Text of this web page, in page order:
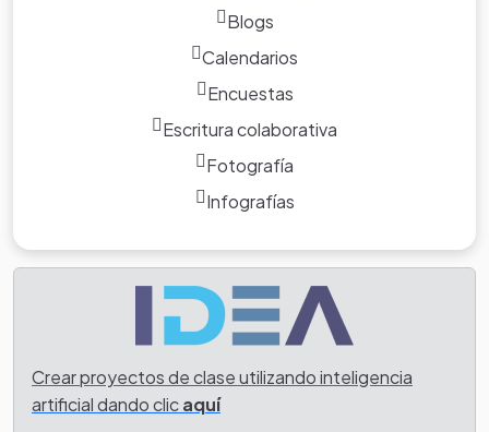
Blogs
Calendarios
Encuestas
Escritura colaborativa
Fotografía
Infografías
Crear proyectos de clase utilizando inteligencia
artificial dando clicaquí